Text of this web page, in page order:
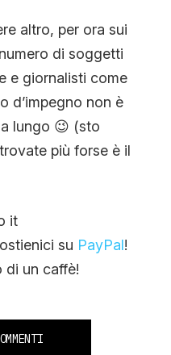
altro, per ora sui
di soggetti
e giornalisti come
d’impegno non è
lungo 😉 (sto
più forse è il
it
su PayPal!
di un caffè!